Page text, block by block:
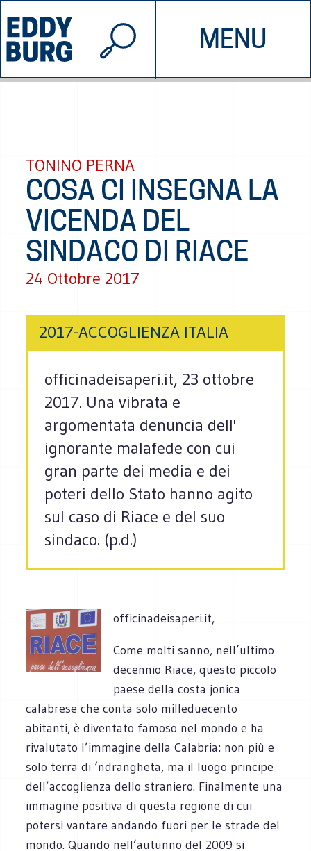
MENU
INIZIATIVE CHI SIAMO
© 2026 EDDYBURG
TONINO PERNA
COSA CI INSEGNA LA
VICENDA DEL
SINDACO DI RIACE
24 Ottobre 2017
2017-ACCOGLIENZA ITALIA
officinadeisaperi.it, 23 ottobre
2017. Una vibrata e
argomentata denuncia dell'
ignorante malafede con cui
gran parte dei media e dei
poteri dello Stato hanno agito
sul caso di Riace e del suo
sindaco. (p.d.)
officinadeisaperi.it,
Come molti sanno, nell’ultimo
decennio Riace, questo piccolo
paese della costa jonica
calabrese che conta solo milleduecento
abitanti, è diventato famoso nel mondo e ha
rivalutato l’immagine della Calabria: non più e
solo terra di ‘ndrangheta, ma il luogo principe
dell’accoglienza dello straniero. Finalmente una
immagine positiva di questa regione di cui
potersi vantare andando fuori per le strade del
mondo. Quando nell’autunno del 2009 si